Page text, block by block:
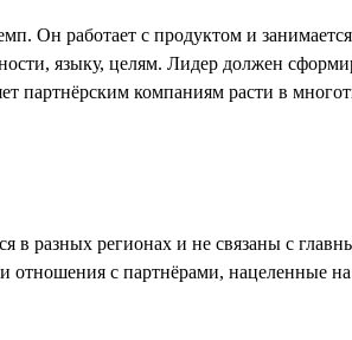
Он работает с продуктом и
языку, целям. Лидер должен
партнёрским компаниям расти в
в разных регионах и не связаны с
отношения с партнёрами, нацеленные